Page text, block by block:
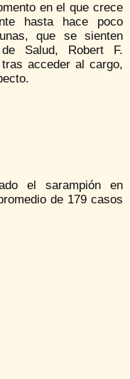
en el que crece
hasta hace poco
que se sienten
Salud, Robert F.
acceder al cargo,
el sarampión en
de 179 casos